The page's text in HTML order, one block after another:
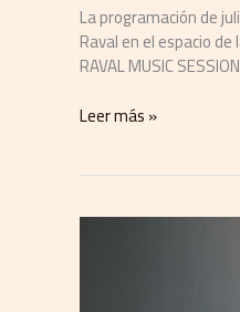
La programación de
Raval en el espacio
RAVAL MUSIC
Leer más »
La